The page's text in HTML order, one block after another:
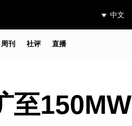
中文
周刊 社评 直播
至150MW